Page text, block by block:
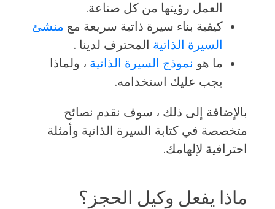
العمل رؤيتها من كل صناعة.
كيفية بناء سيرة ذاتية سريعة مع منشئ
السيرة الذاتية المحترف لدينا .
ما هو نموذج السيرة الذاتية ، ولماذا
يجب عليك استخدامه.
بالإضافة إلى ذلك ، سوف نقدم نصائح
متخصصة في كتابة السيرة الذاتية وأمثلة
احترافية لإلهامك.
ماذا يفعل وكيل الحجز؟